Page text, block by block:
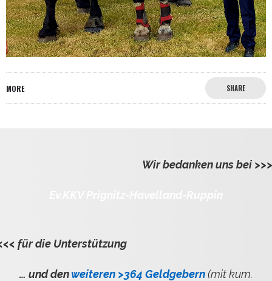
MORE SHARE
Wir bedanken uns bei
für die Unterstützung
… und denweiteren >364 Geldgebern(mit kum.